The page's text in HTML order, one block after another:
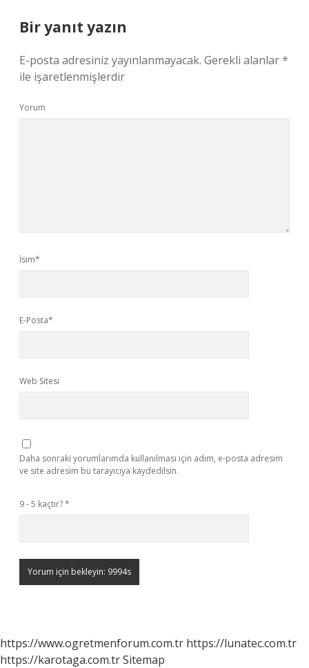
Bir yanıt yazın
E-posta adresiniz yayınlanmayacak. Gerekli alanlar*
ile işaretlenmişlerdir
Yorum
İsim*
E-Posta*
Web Sitesi
Daha sonraki yorumlarımda kullanılması için adım, e-posta adresim
ve site adresim bu tarayıcıya kaydedilsin.
9 - 5 kaçtır?*
https://www.ogretmenforum.com.tr https://lunatec.com.tr
https://karotaga.com.trSitemap